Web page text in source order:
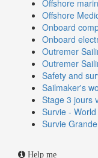
Offshore
Offshore
Onboard
Onboard
Outremer
Outremer
Safety and
Sailmaker's
Stage 3 jours
Survie -
Survie
Help me